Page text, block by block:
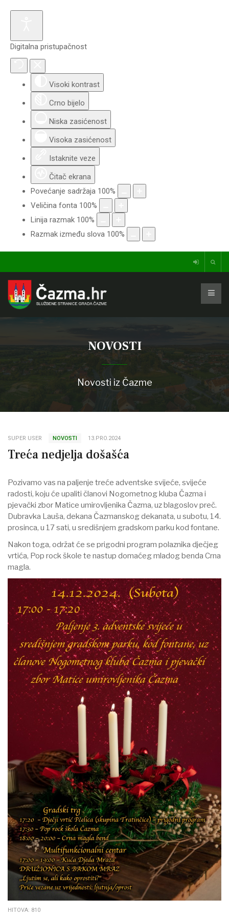
Digitalna pristupačnost
Visoki kontrast
Crno bijelo
Niska zasićenost
Visoka zasićenost
Istaknite veze
Čitač ekrana
Povećanje sadržaja 100%
Veličina fonta 100%
Linija razmak 100%
Razmak između slova 100%
NOVOSTI
Novosti iz Čazme
SUPER USER NOVOSTI 13.PRO.2024
Treća nedjelja došašća
Pozivamo vas na paljenje treće adventske svijeće, svijeće
radosti, koju će upaliti članovi Nogometnog kluba Čazma i
pjevački zbor Matice umirovljenika Čazma, uz blagoslov preč.
Dubravka Lauša, dekana Čazmanskog dekanata, u subotu, 14.
prosinca, u 17 sati, u središnjem gradskom parku kod fontane.
Nakon toga, održat će se prigodni program polaznika dječjeg
vrtića, Pop rock škole te nastup domaćeg mladog benda Crna
magla.
HITOVA: 810